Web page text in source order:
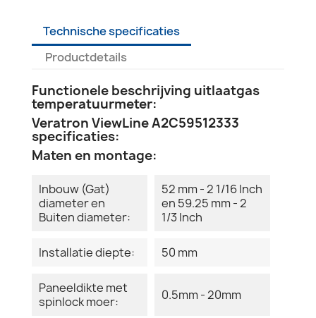
Technische specificaties
Productdetails
Functionele beschrijving uitlaatgas
temperatuurmeter:
Veratron ViewLine A2C59512333
specificaties:
Maten en montage:
Inbouw (Gat)
diameter en
Buiten diameter:
52 mm - 2 1/16 Inch
en 59.25 mm - 2
1/3 Inch
Installatie diepte: 50 mm
Paneeldikte met
spinlock moer:
0.5mm - 20mm